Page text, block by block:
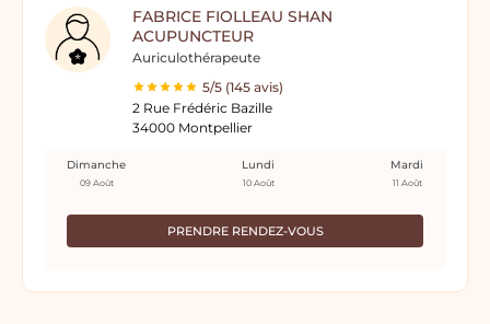
FABRICE FIOLLEAU SHAN
ACUPUNCTEUR
Auriculothérapeute
5/5 (145 avis)
2 Rue Frédéric Bazille
34000 Montpellier
PRENDRE RENDEZ-VOUS
Dimanche
09 Août
Lundi
10 Août
Mardi
11 Août